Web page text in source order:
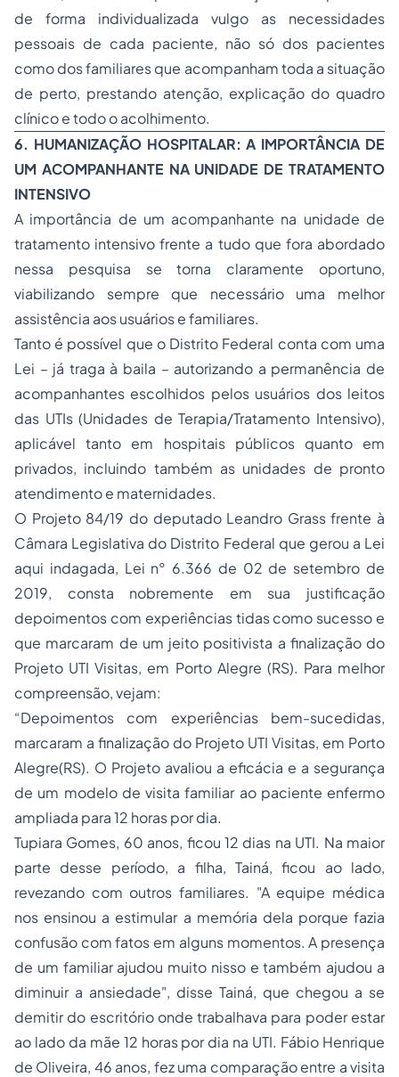
de forma individualizada vulgo as necessidades
pessoais de cada paciente, não só dos pacientes
como dos familiares que acompanham toda a situação
de perto, prestando atenção, explicação do quadro
clínico e todo o acolhimento.
6. HUMANIZAÇÃO HOSPITALAR: A IMPORTÂNCIA DE
UM ACOMPANHANTE NA UNIDADE DE TRATAMENTO
INTENSIVO
A importância de um acompanhante na unidade de
tratamento intensivo frente a tudo que fora abordado
nessa pesquisa se torna claramente oportuno,
viabilizando sempre que necessário uma melhor
assistência aos usuários e familiares.
Tanto é possível que o Distrito Federal conta com uma
Lei – já traga à baila – autorizando a permanência de
acompanhantes escolhidos pelos usuários dos leitos
das UTIs (Unidades de Terapia/Tratamento Intensivo),
aplicável tanto em hospitais públicos quanto em
privados, incluindo também as unidades de pronto
atendimento e maternidades.
O Projeto 84/19 do deputado Leandro Grass frente à
Câmara Legislativa do Distrito Federal que gerou a Lei
aqui indagada, Lei n° 6.366 de 02 de setembro de
2019, consta nobremente em sua justificação
depoimentos com experiências tidas como sucesso e
que marcaram de um jeito positivista a finalização do
Projeto UTI Visitas, em Porto Alegre (RS). Para melhor
compreensão, vejam:
“Depoimentos com experiências bem-sucedidas,
marcaram a finalização do Projeto UTI Visitas, em Porto
Alegre(RS). O Projeto avaliou a eficácia e a segurança
de um modelo de visita familiar ao paciente enfermo
ampliada para 12 horas por dia.
Tupiara Gomes, 60 anos, ficou 12 dias na UTI. Na maior
parte desse período, a filha, Tainá, ficou ao lado,
revezando com outros familiares. "A equipe médica
nos ensinou a estimular a memória dela porque fazia
confusão com fatos em alguns momentos. A presença
de um familiar ajudou muito nisso e também ajudou a
diminuir a ansiedade", disse Tainá, que chegou a se
demitir do escritório onde trabalhava para poder estar
ao lado da mãe 12 horas por dia na UTI. Fábio Henrique
de Oliveira, 46 anos, fez uma comparação entre a visita